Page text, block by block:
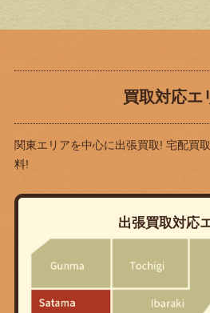
買取対応エ
関東エリアを中心に出張買取! 宅配買
料!
出張買取対応